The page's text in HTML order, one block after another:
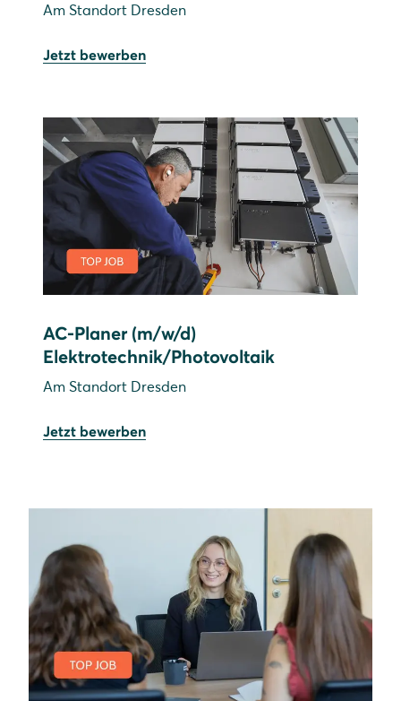
Am Standort Dresden
Jetzt bewerben
AC-Planer (m/w/d)
Elektrotechnik/Photovoltaik
Am Standort Dresden
Jetzt bewerben